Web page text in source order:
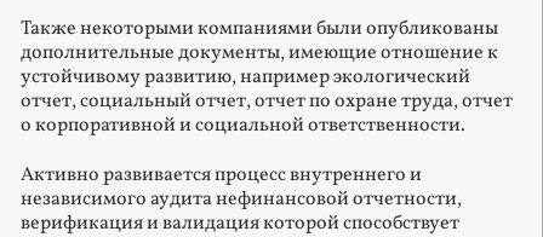
Также некоторыми компаниями были опубликованы
дополнительные документы, имеющие отношение к
устойчивому развитию, например экологический
отчет, социальный отчет, отчет по охране труда, отчет
о корпоративной и социальной ответственности.
Активно развивается процесс внутреннего и
независимого аудита нефинансовой отчетности,
верификация и валидация которой способствует